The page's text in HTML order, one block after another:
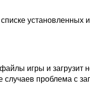
игры и
проблема с